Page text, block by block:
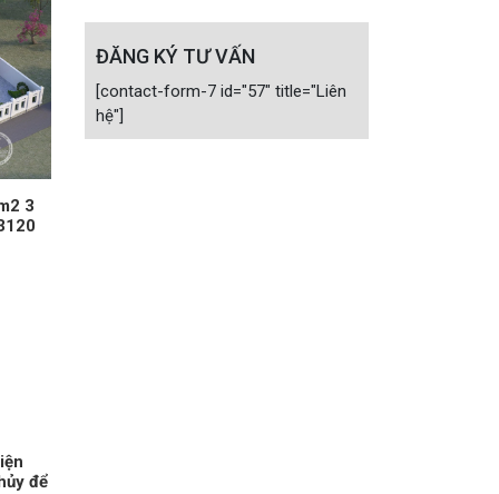
3
để
ĐĂNG KÝ TƯ VẤN
[contact-form-7 id="57" title="Liên
hệ"]